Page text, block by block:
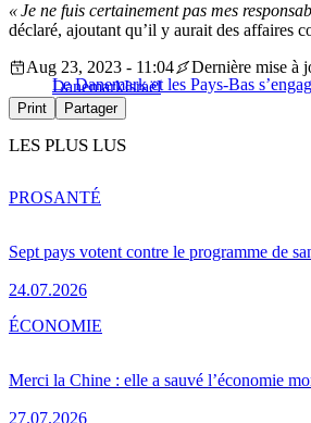
« Je ne fuis certainement pas mes
déclaré, ajoutant qu’il y aurait des affaires
Le Danemark et les Pays-Bas
Aug 23, 2023 - 11:04
Dernière mise à
DanemarkIsraël
Print Partager
LES PLUS LUS
Sept pays votent contre le programme de
24.07.2026
PROSANTÉ
Merci la Chine : elle a sauvé l’économie
27.07.2026
ÉCONOMIE